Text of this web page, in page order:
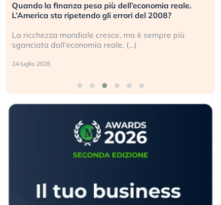
Quando la finanza pesa più dell’economia reale.
L’America sta ripetendo gli errori del 2008?
La ricchezza mondiale cresce, ma è sempre più
sganciata dall’economia reale. (…)
24 luglio 2026